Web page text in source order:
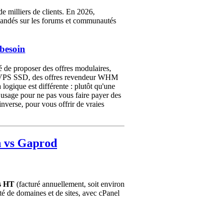
milliers de clients. En 2026,
sur les forums et communautés
proposer des offres modulaires,
SSD, des offres revendeur WHM
logique est différente : plutôt qu'une
pour ne pas vous faire payer des
pour vous offrir de vraies
Gaprod
HT (facturé annuellement, soit environ
domaines et de sites, avec cPanel